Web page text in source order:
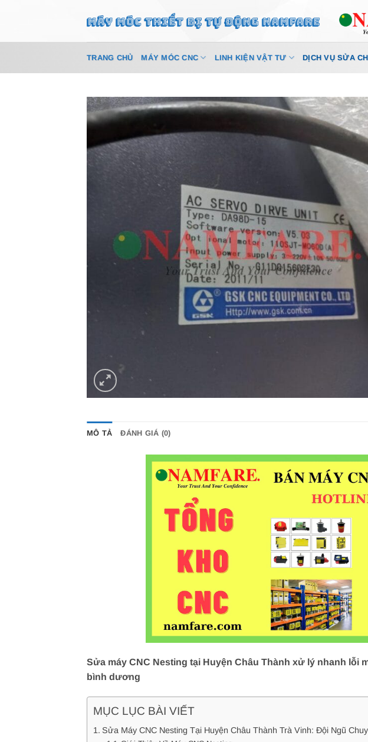
TRANG CHỦ MÁY MÓC CNC LINH KIỆN VẬT TƯ DỊCH VỤ SỬA
MÔ TẢ ĐÁNH GIÁ (0)
Sửa máy CNC Nesting tại Huyện Châu Thành xử lý nhanh lỗi
bình dương
MỤC LỤC BÀI VIẾT
Sửa Máy CNC Nesting Tại Huyện Châu Thành Trà Vinh: Đội Ngũ